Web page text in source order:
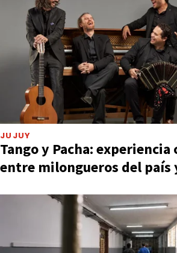
JUJUY
Tango y Pacha:
entre milongueros del país